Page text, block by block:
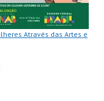
Através das Artes e